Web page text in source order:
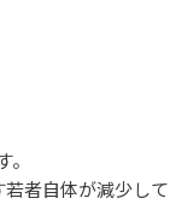
者自体が減少して